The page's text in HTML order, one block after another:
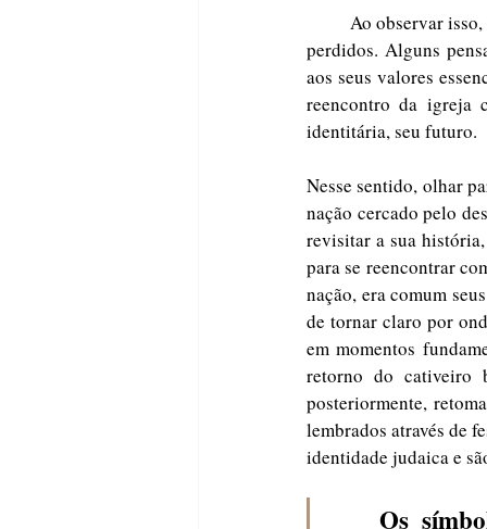
perdidos. Alguns
aos seus valores
reencontro da igreja
identitária, seu futuro.
Nesse sentido, olhar
nação cercado pelo
revisitar a sua
para se reencontrar
nação, era comum
de tornar claro por
em momentos
retorno do cativeiro
posteriormente,
lembrados através de
identidade judaica e